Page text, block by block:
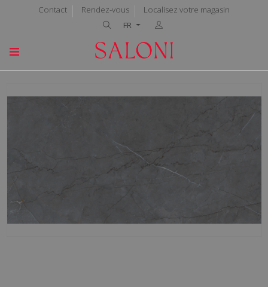
Contact Rendez-vous
Localisez votre magasin
FR